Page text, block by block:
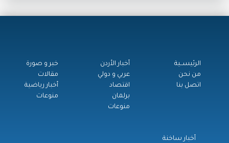
الرئيســية
من نحن
اتصل بنا
أخبار الأردن
عربي و دولي
اقتصاد
برلمان
منوعات
خبر و صورة
مقالات
أخبار رياضية
منوعات
أخبار ساخنة